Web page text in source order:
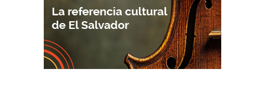
nuevo delito. Si te aprovechas de las personas,
enfrentarás las consecuencias. Pensálo bien», advirtió la
Policía Nacional Civil.